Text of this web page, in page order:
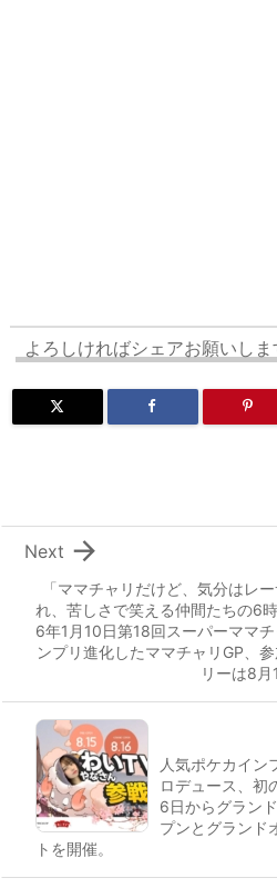
よろしければシェアお願いしま
「ママチャリだけど、気分はレ
れ、苦しさで笑える仲間たちの6
6年1月10日第18回スーパーママ
ンプリ進化したママチャリGP、
リーは8月

Next
人気ポケカイン
ロデュース、初
6日からグラン
プンとグランド
トを開催。